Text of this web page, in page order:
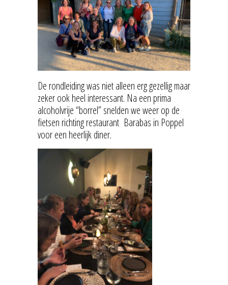
De rondleiding was niet alleen erg gezellig maar
zeker ook heel interessant. Na een prima
alcoholvrije “borrel” snelden we weer op de
fietsen richting restaurant Barabas in Poppel
voor een heerlijk diner.